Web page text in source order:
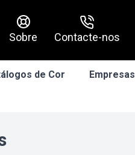
Sobre Contacte-nos
de Cor Empresas